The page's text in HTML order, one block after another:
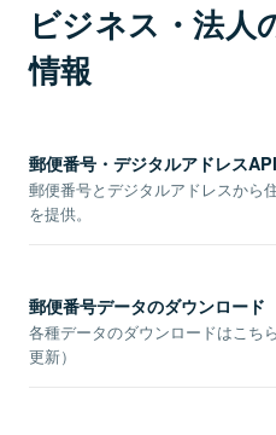
ビジネス・法人
情報
郵便番号・デジタルアドレスAPI
郵便番号とデジタルアドレスから
を提供。
郵便番号データのダウンロード
各種データのダウンロードはこち
更新）